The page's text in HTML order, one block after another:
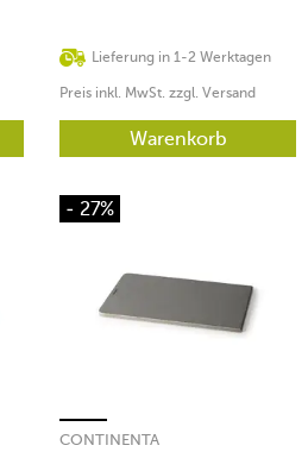
Lieferung in 1-2 Werktagen
Preis inkl. MwSt. zzgl. Versand
Warenkorb
- 27%
CONTINENTA